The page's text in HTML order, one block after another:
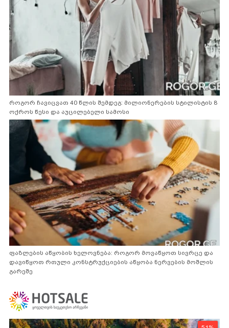
როგორ ჩავიცვათ 40 წლის შემდეგ: მილიონერების სტილისტის 8
ოქროს წესი და აუცილებელი სამოსი
ფაზლების აწყობის ხელოვნება: როგორ მოვაწყოთ სივრცე და
დავიწყოთ რთული კონსტრუქციების აწყობა ნერვების მოშლის
გარეშე